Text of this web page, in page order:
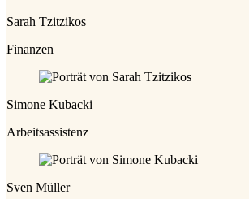
Sarah Tzitzikos
Finanzen
Simone Kubacki
Arbeitsassistenz
Sven Müller